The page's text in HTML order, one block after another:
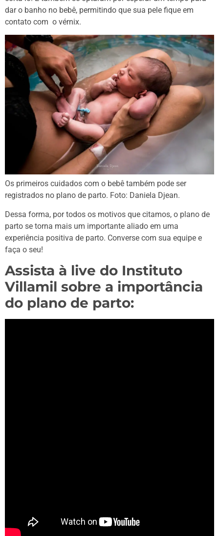
dar o banho no bebê, permitindo que sua pele fique em
contato com o vérnix.
Os primeiros cuidados com o bebê também pode ser
registrados no plano de parto. Foto: Daniela Djean.
Dessa forma, por todos os motivos que citamos, o plano de
parto se torna mais um importante aliado em uma
experiência positiva de parto. Converse com sua equipe e
faça o seu!
Assista à live do Instituto
Villamil sobre a importância
do plano de parto: